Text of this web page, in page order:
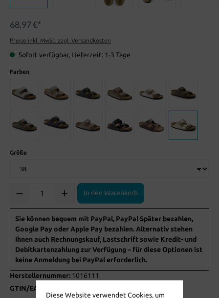
68,97 €*
Preise inkl. MwSt. zzgl. Versandkosten
Sofort verfügbar, Lieferzeit: 1-3 Tage
Farben
Größe
In den Warenkorb
Sie können bequem mit PayPal, PayPal Später bezahlen,
Google Pay oder Apple Pay bezahlen. Alternativ stehen
Ihnen auch Rechnungskauf, Lastschrift sowie Kredit- und
Debitkartenzahlung zur Verfügung – für diese Optionen ist
keine Anmeldung bei PayPal erforderlich.
Herstellernummer: 1016111
GTIN/EAN:
Diese Website verwendet Cookies, um